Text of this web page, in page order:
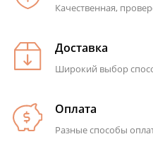
Качественная,
Доставка
Широкий выбор
Оплата
Разные способы